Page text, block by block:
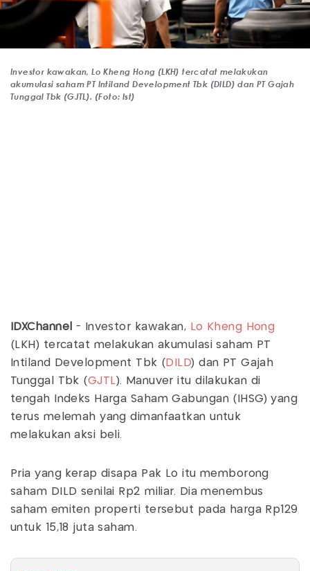
Investor kawakan, Lo Kheng Hong (LKH) tercatat melakukan
akumulasi saham PT Intiland Development Tbk (DILD) dan PT Gajah
Tunggal Tbk (GJTL). (Foto: Ist)
IDXChannel - Investor kawakan, Lo Kheng Hong
(LKH) tercatat melakukan akumulasi saham PT
Intiland Development Tbk ( DILD) dan PT Gajah
Tunggal Tbk (GJTL ). Manuver itu dilakukan di
tengah Indeks Harga Saham Gabungan (IHSG) yang
terus melemah yang dimanfaatkan untuk
melakukan aksi beli.
Pria yang kerap disapa Pak Lo itu memborong
saham DILD senilai Rp2 miliar. Dia menembus
saham emiten properti tersebut pada harga Rp129
untuk 15,18 juta saham.